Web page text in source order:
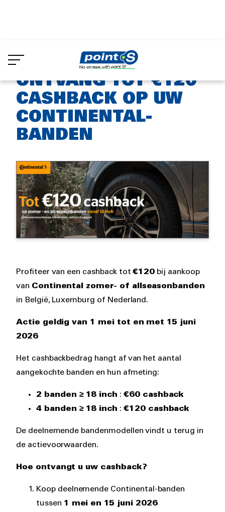
to
main
Cashback Continental
ONTVANG TOT €120
CASHBACK OP UW
CONTINENTAL-
BANDEN
Rich
Profiteer van een cashback tot€120 bij aankoop
van Continental zomer- of allseasonbanden
in België, Luxemburg of Nederland.
Actie geldig van 1 mei tot en met 15 juni
2026
Het cashbackbedrag hangt af van het aantal
aangekochte banden en hun afmeting:
2 banden ≥ 18 inch : €60 cashback
4 banden ≥ 18 inch : €120 cashback
De deelnemende bandenmodellen vindt u terug in
de actievoorwaarden.
Hoe ontvangt u uw cashback?
Koop deelnemende Continental-banden
tussen 1 mei en 15 juni 2026